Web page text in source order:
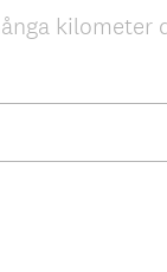
kilometer